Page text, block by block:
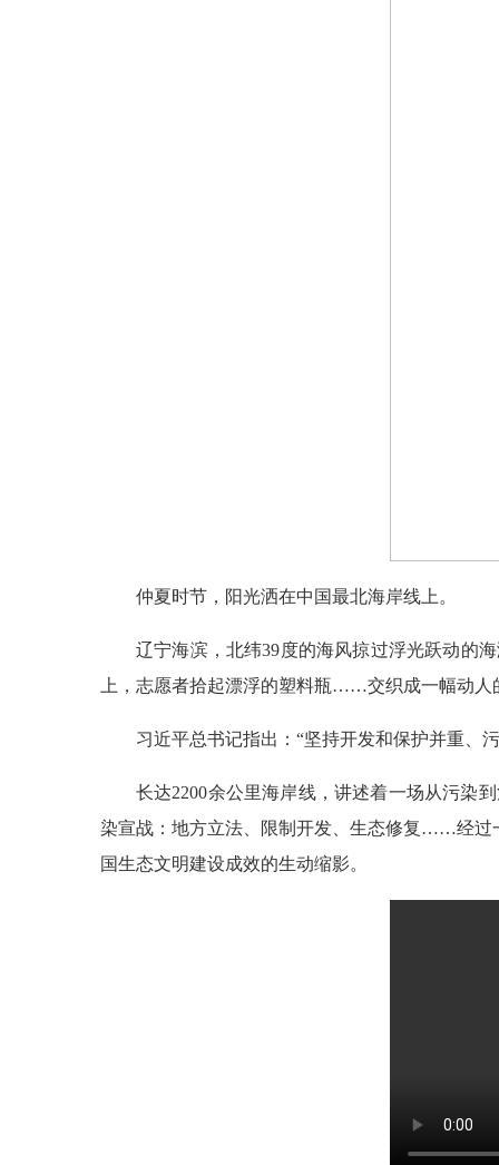
仲夏时节，阳光洒在中国最北海岸线上。
辽宁海滨，北纬39度的海风掠过浮光跃动的
上，志愿者拾起漂浮的塑料瓶……交织成一幅动人
习近平总书记指出：“坚持开发和保护并重、
长达2200余公里海岸线，讲述着一场从污染
染宣战：地方立法、限制开发、生态修复……经过
国生态文明建设成效的生动缩影。